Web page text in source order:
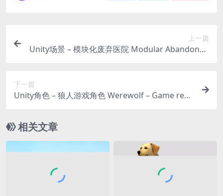
上一篇
Unity场景 – 模块化废弃医院 Modular Abandoned
下一篇
Unity角色 – 狼人游戏角色 Werewolf – Game read
相关文章